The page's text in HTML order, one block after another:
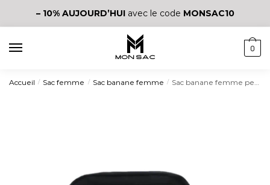
– 10% AUJOURD’HUIavec le code MONSAC10
0
Accueil / Sac femme / Sac banane femme / Sac banane femme petit format à fermeture éclair